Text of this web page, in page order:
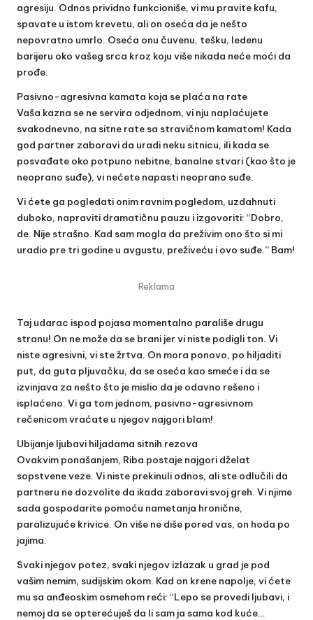
agresiju. Odnos prividno funkcioniše, vi mu pravite kafu,
spavate u istom krevetu, ali on oseća da je nešto
nepovratno umrlo. Oseća onu čuvenu, tešku, ledenu
barijeru oko vašeg srca kroz koju više nikada neće moći da
prođe.
Pasivno-agresivna kamata koja se plaća na rate
Vaša kazna se ne servira odjednom, vi nju naplaćujete
svakodnevno, na sitne rate sa stravičnom kamatom! Kada
god partner zaboravi da uradi neku sitnicu, ili kada se
posvađate oko potpuno nebitne, banalne stvari (kao što je
neoprano suđe), vi nećete napasti neoprano suđe.
Vi ćete ga pogledati onim ravnim pogledom, uzdahnuti
duboko, napraviti dramatičnu pauzu i izgovoriti: “Dobro,
de. Nije strašno. Kad sam mogla da preživim ono što si mi
uradio pre tri godine u avgustu, preživeću i ovo suđe.” Bam!
Reklama
Taj udarac ispod pojasa momentalno parališe drugu
stranu! On ne može da se brani jer vi niste podigli ton. Vi
niste agresivni, vi ste žrtva. On mora ponovo, po hiljaditi
put, da guta pljuvačku, da se oseća kao smeće i da se
izvinjava za nešto što je mislio da je odavno rešeno i
isplaćeno. Vi ga tom jednom, pasivno-agresivnom
rečenicom vraćate u njegov najgori blam!
Ubijanje ljubavi hiljadama sitnih rezova
Ovakvim ponašanjem, Riba postaje najgori dželat
sopstvene veze. Vi niste prekinuli odnos, ali ste odlučili da
partneru ne dozvolite da ikada zaboravi svoj greh. Vi njime
sada gospodarite pomoću nametanja hronične,
paralizujuće krivice. On više ne diše pored vas, on hoda po
jajima.
Svaki njegov potez, svaki njegov izlazak u grad je pod
vašim nemim, sudijskim okom. Kad on krene napolje, vi ćete
mu sa anđeoskim osmehom reći: “Lepo se provedi ljubavi, i
nemoj da se opterećuješ da li sam ja sama kod kuće…